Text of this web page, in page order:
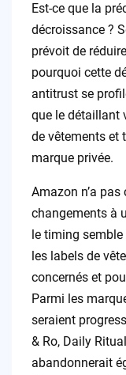
Est-ce que la
décroissance ?
prévoit de
pourquoi cette
antitrust se
que le détaillant
de vêtements et
marque privée.
Amazon n’a
changements à
le timing
les labels de
concernés et
Parmi les
seraient
& Ro, Daily
abandonnerait